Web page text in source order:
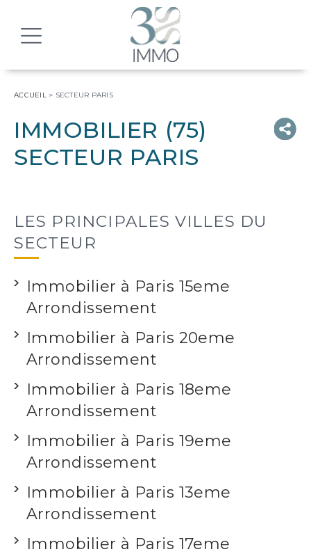
ACCUEIL> SECTEUR PARIS
IMMOBILIER (75)
SECTEUR PARIS
LES PRINCIPALES VILLES DU
SECTEUR
Immobilier à Paris 15eme
Arrondissement
Immobilier à Paris 20eme
Arrondissement
Immobilier à Paris 18eme
Arrondissement
Immobilier à Paris 19eme
Arrondissement
Immobilier à Paris 13eme
Arrondissement
Immobilier à Paris 17eme